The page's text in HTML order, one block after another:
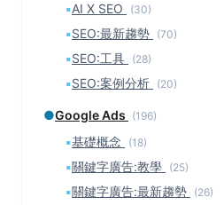
▪AI X SEO (30)
▪SEO:最新趨勢 (70)
▪SEO:工具 (28)
▪SEO:案例分析 (20)
●Google Ads (196)
▪基礎概念 (18)
▪關鍵字廣告:教學 (25)
▪關鍵字廣告:最新趨勢 (26)